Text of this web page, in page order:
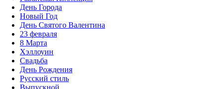
День Города
Новый Год
День Святого Валентина
23 февраля
8 Марта
Хэллоуин
Свадьба
День Рождения
Русский стиль
Выпускной